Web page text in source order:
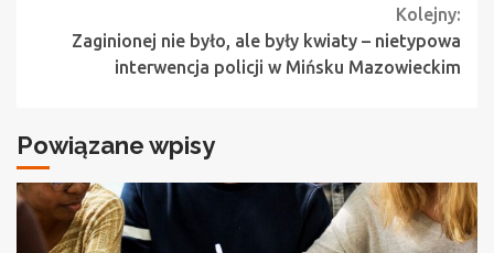
Kolejny:
Zaginionej nie było, ale były kwiaty – nietypowa
interwencja policji w Mińsku Mazowieckim
Powiązane wpisy